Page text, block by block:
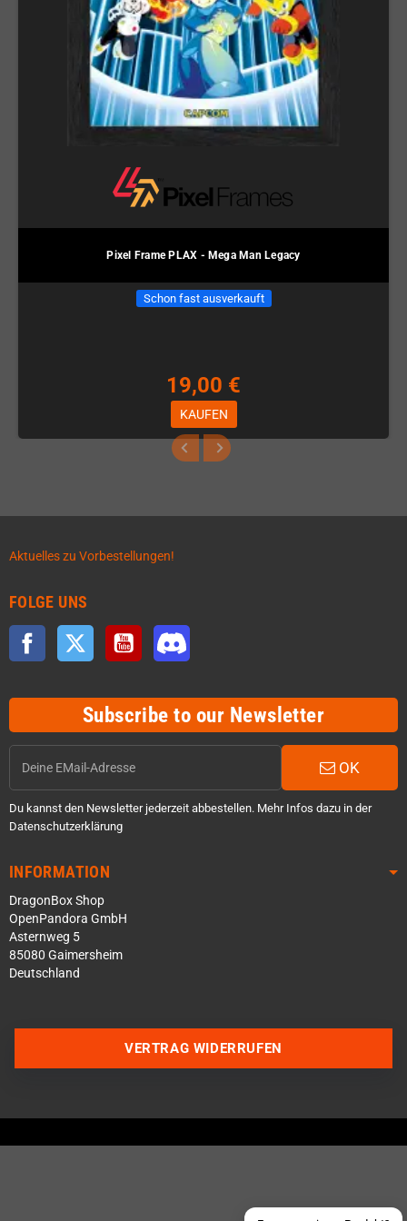
Pixel Frame PLAX - Mega Man Legacy
Schon fast ausverkauft
19,00 €
KAUFEN
Aktuelles zu Vorbestellungen!
FOLGE UNS
Facebook Twitter YouTube
Subscribe to our Newsletter
OK
Du kannst den Newsletter jederzeit abbestellen. Mehr Infos dazu in der
Datenschutzerklärung
INFORMATION
DragonBox Shop
OpenPandora GmbH
Asternweg 5
85080 Gaimersheim
Deutschland
Über WhatsApp schreiben
Schick uns eine eMail
VERTRAG WIDERRUFEN